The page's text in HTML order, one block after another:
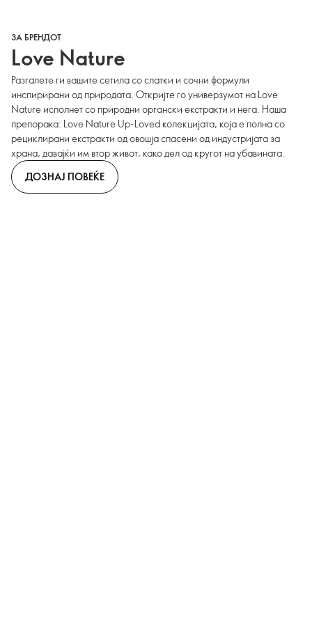
ЗА БРЕНДОТ
Love Nature
Разгалете ги вашите сетила со слатки и сочни формули
инспирирани од природата. Откријте го универзумот на Love
Nature исполнет со природни органски екстракти и нега. Наша
препорака: Love Nature Up-Loved колекцијата, која е полна со
рециклирани екстракти од овошја спасени од индустријата за
храна, давајќи им втор живот, како дел од кругот на убавината.
ДОЗНАЈ ПОВЕЌЕ